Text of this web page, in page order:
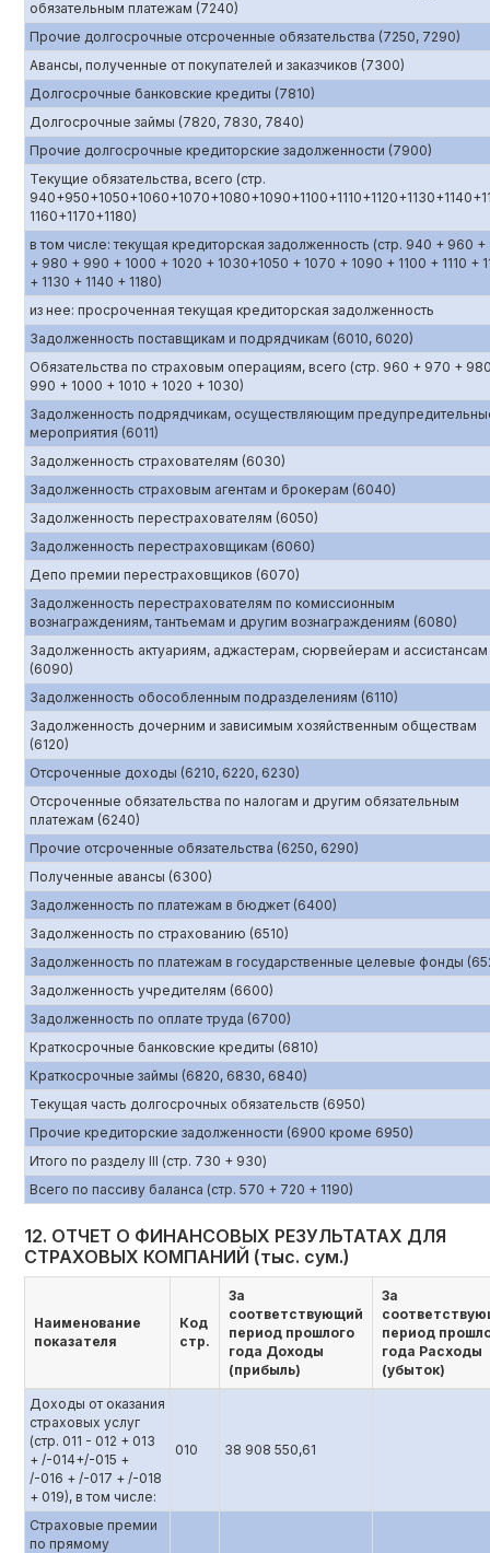
обязательным платежам (7240)
Прочие долгосрочные отсроченные обязательства (7250, 7290)
Авансы, полученные от покупателей и заказчиков (7300)
Долгосрочные банковские кредиты (7810)
Долгосрочные займы (7820, 7830, 7840)
Прочие долгосрочные кредиторские задолженности (7900)
Текущие обязательства, всего (стр.
1160+1170+1180)
в том числе: текущая кредиторская задолженность (стр. 940 + 960
+ 980 + 990 + 1000 + 1020 + 1030+1050 + 1070 + 1090 + 1100 + 1110 +
+ 1130 + 1140 + 1180)
из нее: просроченная текущая кредиторская задолженность
Задолженность поставщикам и подрядчикам (6010, 6020)
Обязательства по страховым операциям, всего (стр. 960 + 970 +
990 + 1000 + 1010 + 1020 + 1030)
Задолженность подрядчикам, осуществляющим
мероприятия (6011)
Задолженность страхователям (6030)
Задолженность страховым агентам и брокерам (6040)
Задолженность перестрахователям (6050)
Задолженность перестраховщикам (6060)
Депо премии перестраховщиков (6070)
Задолженность перестрахователям по комиссионным
вознаграждениям, тантьемам и другим вознаграждениям (6080)
Задолженность актуариям, аджастерам, сюрвейерам и ассистансам
(6090)
Задолженность обособленным подразделениям (6110)
Задолженность дочерним и зависимым хозяйственным обществам
(6120)
Отсроченные доходы (6210, 6220, 6230)
Отсроченные обязательства по налогам и другим обязательным
платежам (6240)
Прочие отсроченные обязательства (6250, 6290)
Полученные авансы (6300)
Задолженность по платежам в бюджет (6400)
Задолженность по страхованию (6510)
Задолженность по платежам в государственные целевые фонды
Задолженность учредителям (6600)
Задолженность по оплате труда (6700)
Краткосрочные банковские кредиты (6810)
Краткосрочные займы (6820, 6830, 6840)
Текущая часть долгосрочных обязательств (6950)
Прочие кредиторские задолженности (6900 кроме 6950)
Итого по разделу III (стр. 730 + 930)
Всего по пассиву баланса (стр. 570 + 720 + 1190)
12. ОТЧЕТ О ФИНАНСОВЫХ РЕЗУЛЬТАТАХ ДЛЯ
СТРАХОВЫХ КОМПАНИЙ (тыс. сум.)
Наименование
показателя
Код
стр.
За
соответствующий
период прошлого
года Доходы
(прибыль)
За
период
года Расходы
(убыток)
Доходы от оказания
страховых услуг
(стр. 011 - 012 + 013
+ /-014+/-015 +
/-016 + /-017 + /-018
+ 019), в том числе:
010 38 908 550,61
Страховые премии
по прямому